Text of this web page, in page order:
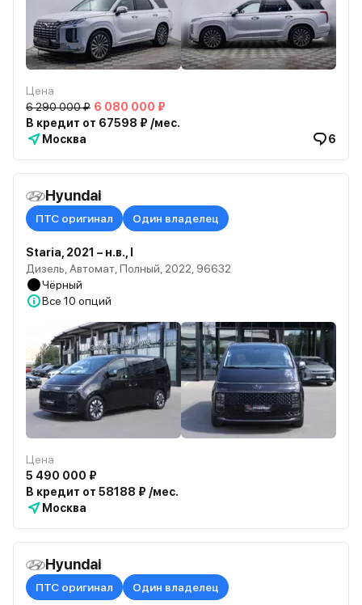
Цена
6 290 000 ₽ 6 080 000 ₽
В кредит от 67598 ₽ /мес.
Москва
6
Hyundai
ПТС оригинал Один владелец
Staria, 2021 – н.в., I
Дизель, Автомат, Полный, 2022, 96632
Чёрный
Все 10 опций
Цена
5 490 000 ₽
В кредит от 58188 ₽ /мес.
Москва
Hyundai
ПТС оригинал Один владелец